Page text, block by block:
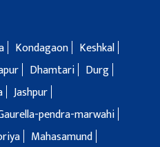
Kondagaon
Keshkal
Dhamtari
Durg
Jashpur
pendra-marwahi
Mahasamund